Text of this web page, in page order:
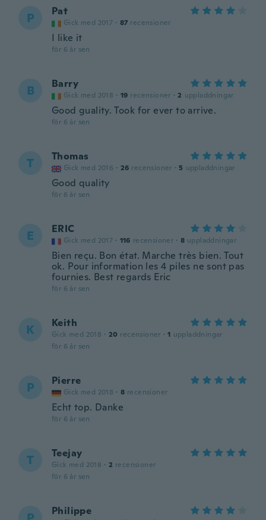
P Pat
Gick med 2017 · 87 recensioner
I like it
för 6 år sen
B Barry
Gick med 2018 · 19 recensioner · 2 uppladdningar
Good guality. Took for ever to arrive.
för 6 år sen
T Thomas
Gick med 2016 · 26 recensioner · 5 uppladdningar
Good quality
för 6 år sen
E ERIC
Gick med 2017 · 116 recensioner · 8 uppladdningar
Bien reçu. Bon état. Marche très bien. Tout
ok. Pour information les 4 piles ne sont pas
fournies. Best regards Eric
för 6 år sen
K Keith
Gick med 2018 · 20 recensioner · 1 uppladdningar
för 6 år sen
P Pierre
Gick med 2018 · 8 recensioner
Echt top. Danke
för 6 år sen
T Teejay
Gick med 2018 · 2 recensioner
för 6 år sen
Philippe